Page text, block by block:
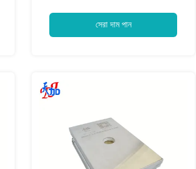
সেরা দাম পান